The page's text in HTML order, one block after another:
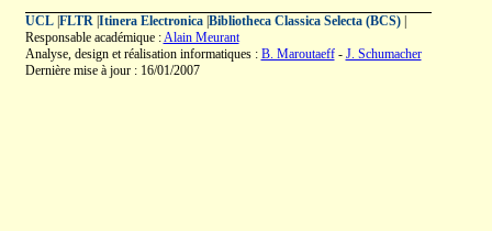
UCL| FLTR| Itinera Electronica| Bibliotheca Classica Selecta (BCS)|
Responsable académique :Alain Meurant
Analyse, design et réalisation informatiques : B. Maroutaeff- J. Schumacher
Dernière mise à jour : 16/01/2007